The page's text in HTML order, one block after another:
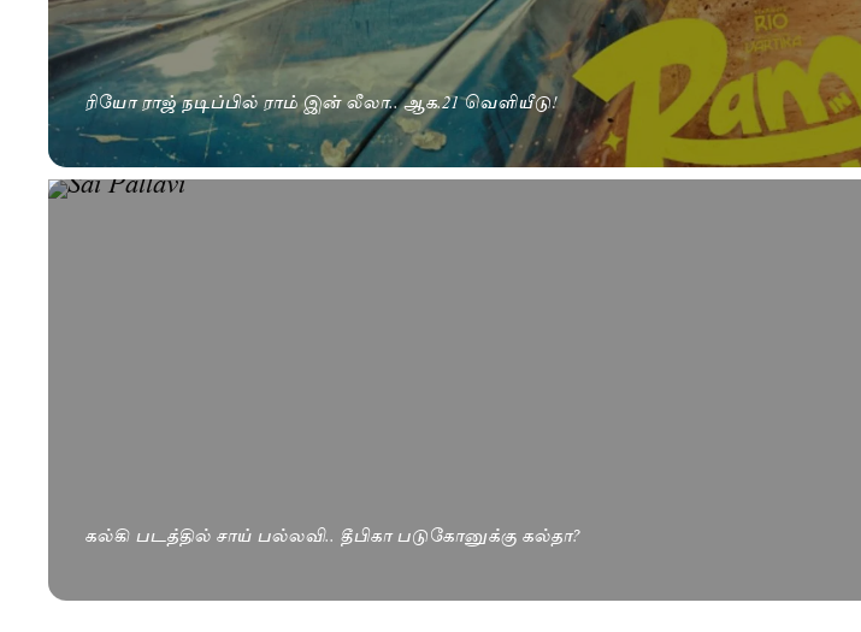
ரியோ ராஜ் நடிப்பில் ராம் இன் லீலா.. ஆக.21 வெளியீடு!
கல்கி படத்தில் சாய் பல்லவி.. தீபிகா படுகோனுக்கு கல்தா?